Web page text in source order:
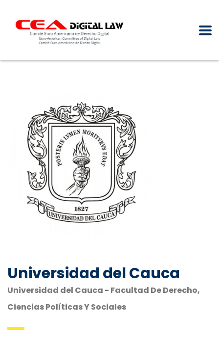
Universidad del Cauca
Universidad del Cauca - Facultad De Derecho,
Ciencias Políticas Y Sociales